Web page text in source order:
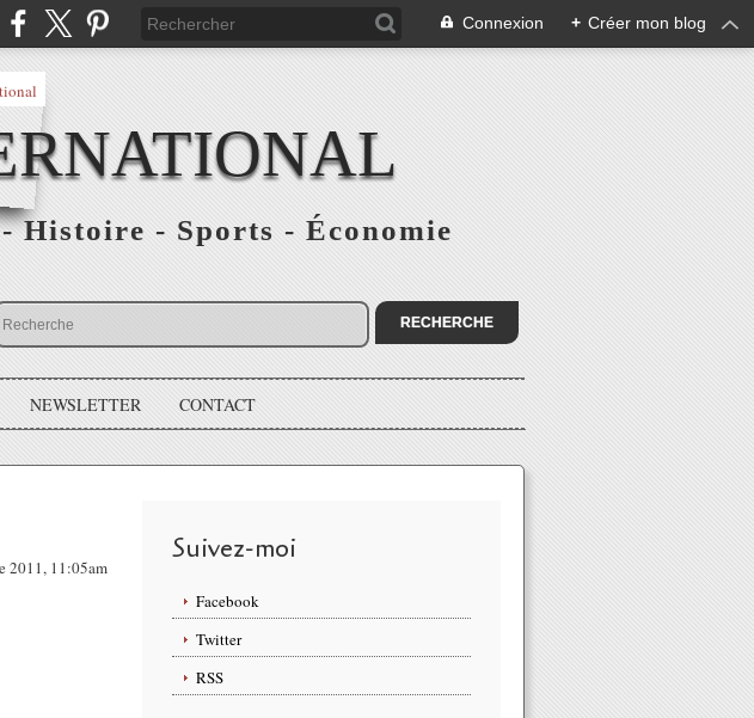
Connexion + Créer mon blog
- Sports - Économie
NEWSLETTER CONTACT
2011, 11:05am
Suivez-moi
Facebook
Twitter
RSS